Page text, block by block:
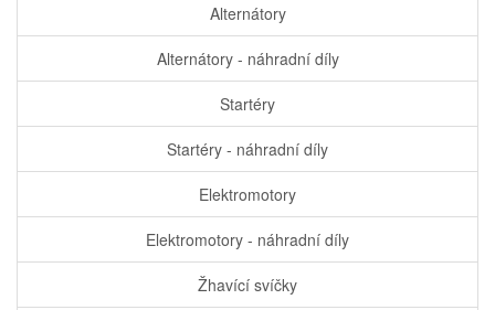
Alternátory
Alternátory - náhradní díly
Startéry
Startéry - náhradní díly
Elektromotory
Elektromotory - náhradní díly
Žhavící svíčky